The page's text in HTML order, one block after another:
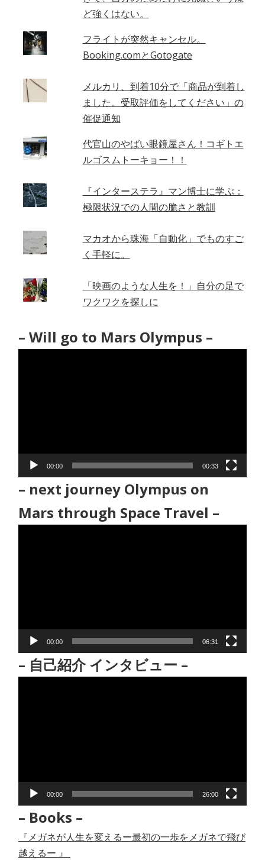
ど強くはない。
フライトが突然キャンセル。
Booking.comとGotogate
メルカリ、到着10分で「商品が到着し
ました。受取評価をしてください」の
催促通知
代官山のやばい眼鏡屋さん！コギトエ
ルゴスムトーキョー！！
『インターステラ』マン博士に学ぶ：
極限状況での人間の脆さと教訓
マカオから珠海「自動化」でものすご
く手軽に。
「映画のような人生を！」自分の足で
ワクワクを探しに
– Will go to Mars Olympus –
ー
00:00 00:33
– next journey Olympus on
Mars through Space Travel –
ー
00:00 06:31
– 自己紹介 インタビュー –
ー
00:00 26:00
– Books –
『メガネが人生を変えるー最初の一歩をメガネで飛び
越えるー 』